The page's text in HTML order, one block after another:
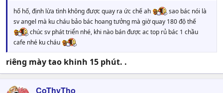
hố hố, định lừa tình không được quay ra ức chế ah
sao bác nói là
sv angel mà ku cháu bảo bác hoang tưởng mà giờ quay 180 độ thế
chúc sv phát triển nhé, khi nào bán được ac top rủ bác 1 chầu
cafe nhé ku cháu
riêng mày tao khinh 15 phút. .
CoThyTho